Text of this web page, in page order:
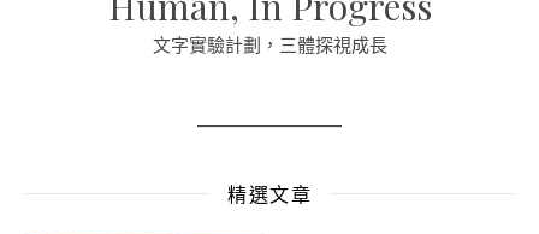
文字實驗計劃，三體探視成長
精選文章